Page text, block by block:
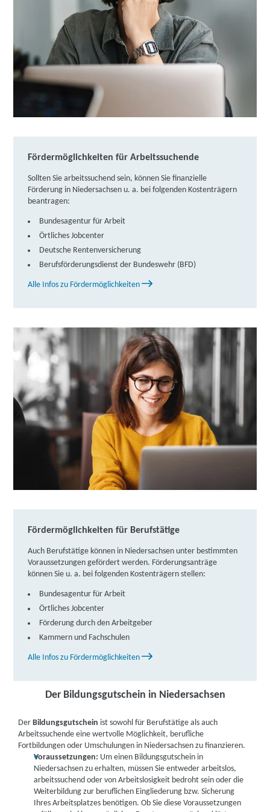
GmbH | Lange Straße 58, 26122 Oldenburg
weitere Informationen
DAA Deutsche Angestellten-Akademie GmbH |
Mottenstraße 11 - 12, 26122 Oldenburg
weitere Informationen
Berger Bildungsinstitut GmbH | Stau 123, 26122
Oldenburg
weitere Informationen
Learning Digital (LDE) GmbH | Stau 125, 26122
DAA Deutsche Angestellten-Akademie GmbH |
Mindener Straße 205, 49084 Osnabrück
Partner
weitere Informationen
its digital akademie GmbH | Mindener Straße 205,
49084 Osnabrück
Partner
weitere Informationen
IBB Osnabrück | IBB Mindener Straße 205, 49084
Osnabrück
Lernstudio Barbarossa / MegaKids Fortbildungs
weitere Informationen
Berger Bildungsinstitut GmbH | Prof.-Porsche-
Straße 1, 49076 Osnabrück
weitere Informationen
IBB Papenburg | IBB Juister Straße 10 - 14, 26871
Papenburg
weitere Informationen
Lernstudio Barbarossa / MegaKids Fortbildungs
GmbH | Breite Straße 27, 31224 PeinePartner
weitere Informationen
IBB Peine | IBB Gröpern 7 - 8, 31224 Peine
Fördermöglichkeiten für Arbeitssuchende
Sollten Sie arbeitssuchend sein, können Sie finanzielle
Förderung in Niedersachsen u. a. bei folgenden Kostenträgern
beantragen:
Bundesagentur für Arbeit
Örtliches Jobcenter
Deutsche Rentenversicherung
Berufsförderungsdienst der Bundeswehr (BFD)
Alle Infos zu Fördermöglichkeiten
Fördermöglichkeiten für Berufstätige
Auch Berufstätige können in Niedersachsen unter bestimmten
Voraussetzungen gefördert werden. Förderungsanträge
können Sie u. a. bei folgenden Kostenträgern stellen:
Bundesagentur für Arbeit
Örtliches Jobcenter
Förderung durch den Arbeitgeber
Kammern und Fachschulen
Alle Infos zu Fördermöglichkeiten
Der Bildungsgutschein in Niedersachsen
Der Bildungsgutschein ist sowohl für Berufstätige als auch
Arbeitssuchende eine wertvolle Möglichkeit, berufliche
Fortbildungen oder Umschulungen in Niedersachsen zu finanzieren.
Voraussetzungen: Um einen Bildungsgutschein in
Niedersachsen zu erhalten, müssen Sie entweder arbeitslos,
arbeitssuchend oder von Arbeitslosigkeit bedroht sein oder die
Weiterbildung zur beruflichen Eingliederung bzw. Sicherung
Ihres Arbeitsplatzes benötigen. Ob Sie diese Voraussetzungen